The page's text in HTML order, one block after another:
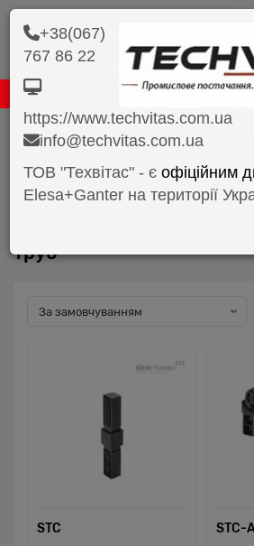
0
0
Продукція
Зажимні з'єднувачі для труб
Зажимні з'єднувачі для
з'єднувачі для труб
труб
STC
STC-
+38(067)
767 86 22
https://www.techvitas.com.ua
info@techvitas.com.ua
ТОВ "Техвітас" - єофіційним
Elesa+Ganter на території